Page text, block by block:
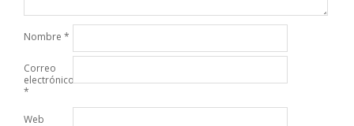
Nombre *
Correo
electrónico
*
Web